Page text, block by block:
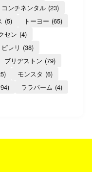
コンチネンタル (23)
(5) トーヨー (65)
セン (4)
ピレリ (38)
ブリヂストン (79)
モンスタ (6)
ララパーム (4)